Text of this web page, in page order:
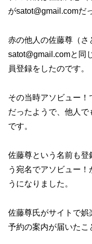
がsatot@gmail.comだ
赤の他人の佐藤尊（
satot@gmail.comと同
員登録をしたのです。
その当時アソビュー
だったようで、他人で
です。
佐藤尊という名前も
う宛名でアソビュー
うになりました。
佐藤尊氏がサイトで娯
予約の案内が届いたこ